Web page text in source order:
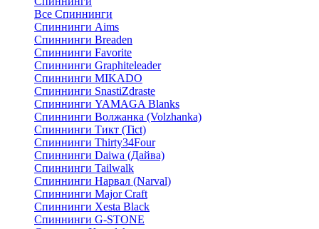
Все Спиннинги
Спиннинги Aims
Спиннинги Breaden
Спиннинги Favorite
Спиннинги Graphiteleader
Спиннинги MIKADO
Спиннинги SnastiZdraste
Спиннинги YAMAGA Blanks
Спиннинги Волжанка (Volzhanka)
Спиннинги Тикт (Tict)
Спиннинги Thirty34Four
Спиннинги Daiwa (Дайва)
Спиннинги Tailwalk
Спиннинги Нарвал (Narval)
Спиннинги Major Craft
Спиннинги Xesta Black
Спиннинги G-STONE